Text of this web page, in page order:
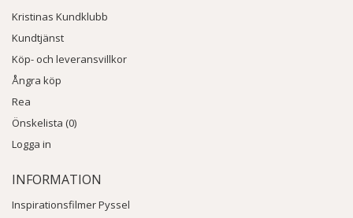
Kristinas Kundklubb
Kundtjänst
Köp- och leveransvillkor
Ångra köp
Rea
Önskelista (0)
Logga in
INFORMATION
Inspirationsfilmer Pyssel